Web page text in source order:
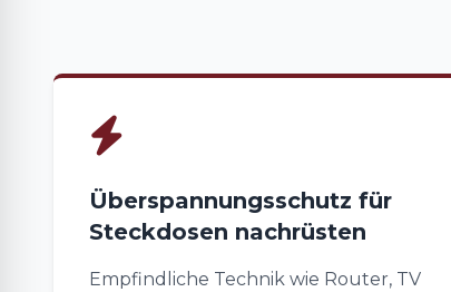
Überspannungsschutz für
Steckdosen nachrüsten
Empfindliche Technik wie Router, TV